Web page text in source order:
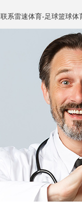
联系雷速体育-足球篮球